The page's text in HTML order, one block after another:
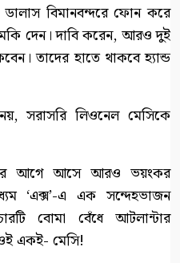
ডালাস বিমানবন্দরে ফোন করে
দেন। দাবি করেন, আরও দুই
তাদের হাতে থাকবে হ্যান্ড
সরাসরি লিওনেল মেসিকে
আগে আসে আরও ভয়ংকর
‘এক্স’-এ এক সন্দেহভাজন
বোমা বেঁধে আটলান্টার
একই- মেসি!